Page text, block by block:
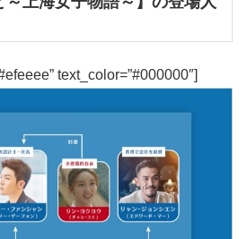
text_color=”#000000″]